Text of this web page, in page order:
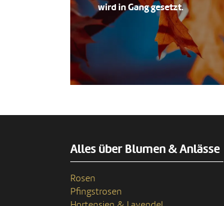
wird in Gang gesetzt.
Alles über Blumen & Anlässe
Rosen
Pfingstrosen